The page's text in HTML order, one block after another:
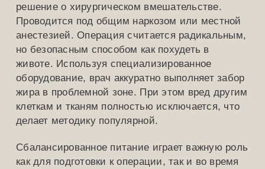
решение о хирургическом вмешательстве.
Проводится под общим наркозом или местной
анестезией. Операция считается радикальным,
но безопасным способом как похудеть в
животе. Используя специализированное
оборудование, врач аккуратно выполняет забор
жира в проблемной зоне. При этом вред другим
клеткам и тканям полностью исключается, что
делает методику популярной.
Сбалансированное питание играет важную роль
как для подготовки к операции, так и во время